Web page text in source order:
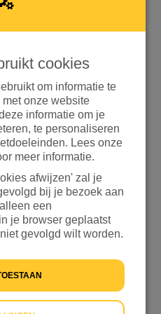
voor
Rekruteer vrouwelijke
om begeleiding,
de meisjes te bieden.
de gemeenschap:
workshops en
van onderwijs voor
vooroordelen te
Lever schoolboeken,
hulpmiddelen aan
samen met scholen om
te creëren en
hebben tot sanitaire
At least a 30%
a 20% reduction in
targeted schools.
cookies
om informatie te
onze website
informatie om je
te personaliseren
Lees onze
meer informatie.
afwijzen' zal je
bij je bezoek aan
een
je browser geplaatst
gevolgd wilt worden.